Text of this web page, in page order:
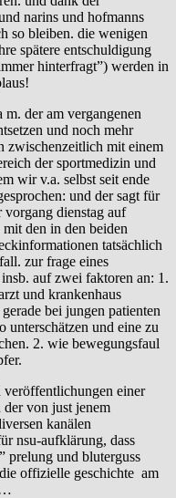
narins und hofmanns
so bleiben. die wenigen
spätere entschuldigung
hinterfragt”) werden in
der am vergangenen
und noch mehr
zwischenzeitlich mit einem
der sportmedizin und
wir v.a. selbst seit ende
und der sagt für
vorgang dienstag auf
den in den beiden
tatsächlich
zur frage eines
auf zwei faktoren an: 1.
und krankenhaus
bei jungen patienten
unterschätzen und eine zu
2. wie bewegungsfaul
einer
der von just jenem
kanälen
nsu-aufklärung, dass
prelung und bluterguss
offizielle geschichte am